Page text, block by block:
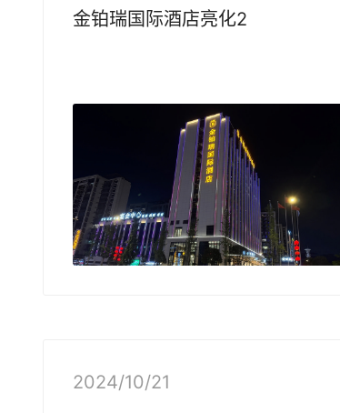
金铂瑞国际酒店亮化2
2024/10/21